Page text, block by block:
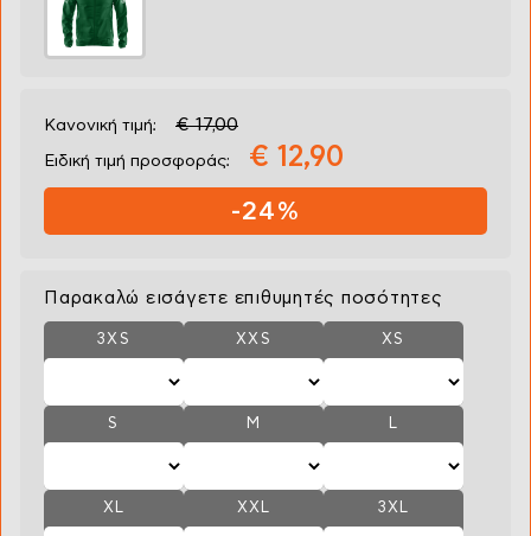
Κανονική τιμή: € 17,00
Ειδική τιμή προσφοράς: € 12,90
-24%
Παρακαλώ εισάγετε επιθυμητές ποσότητες
3XS XXS XS
S M L
XL XXL 3XL